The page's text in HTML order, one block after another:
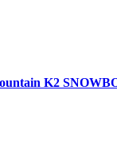
K2